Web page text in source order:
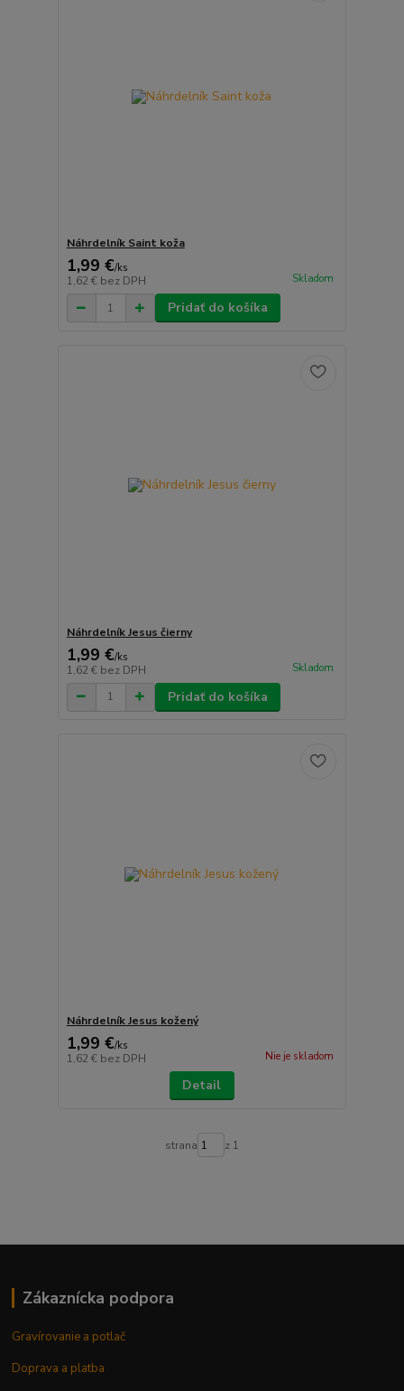
Náhrdelník Saint koža
1,99 €/ks
1,62 € bez DPH Skladom
Pridať do košíka
Náhrdelník Jesus čierny
1,99 €/ks
1,62 € bez DPH Skladom
Pridať do košíka
Náhrdelník Jesus kožený
1,99 €/ks
1,62 € bez DPH Nie je skladom
Detail
strana z 1
Zákaznícka podpora
Gravírovanie a potlač
Doprava a platba